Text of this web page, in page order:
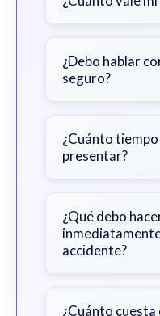
gravedad de
médicas,
¿Debo hablar
seguro?
primero con
declaraciones
¿Cuánto
presentar?
con
obtener
¿Qué debo
accidente?
documente la
¿Cuánto